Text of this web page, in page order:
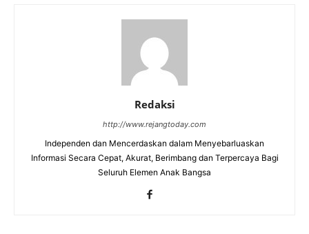
Redaksi
http://www.rejangtoday.com
Independen dan Mencerdaskan dalam Menyebarluaskan
Informasi Secara Cepat, Akurat, Berimbang dan Terpercaya Bagi
Seluruh Elemen Anak Bangsa